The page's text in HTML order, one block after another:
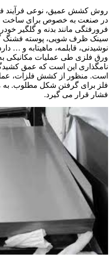
روش کشش عمیق، نوعی فرآیند
در صنعت به خصوص برای ساخت
فرورفتگی مانند بدنه و گلگیر
سینک ظرف شویی، پوسته فشنگ
نوشیدنی، قابلمه، ماهیتابه و …
ورق فلزی طی عملیات مکانیکی
نامگذاری این است که عمق
است. منظور از کشش فلزات،
فلز برای گرفتن شکل مطلوب.
فشار قرار می گیرد.